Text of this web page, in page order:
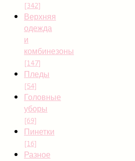
[342]
Верхняя
одежда
и
комбинезоны
[147]
Пледы
[54]
Головные
уборы
[69]
Пинетки
[16]
Разное